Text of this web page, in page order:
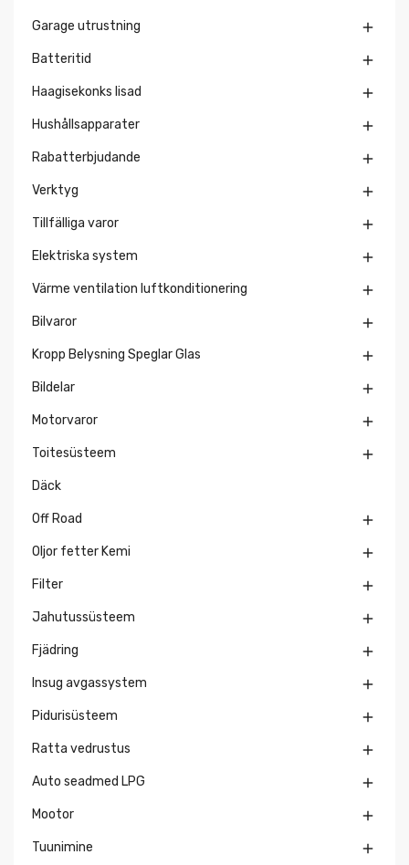
Garage utrustning 
Batteritid 
Haagisekonks lisad 
Hushållsapparater 
Rabatterbjudande 
Verktyg 
Tillfälliga varor 
Elektriska system 
Värme ventilation luftkonditionering 
Bilvaror 
Kropp Belysning Speglar Glas 
Bildelar 
Motorvaror 
Toitesüsteem 
Däck
Off Road 
Oljor fetter Kemi 
Filter 
Jahutussüsteem 
Fjädring 
Insug avgassystem 
Pidurisüsteem 
Ratta vedrustus 
Auto seadmed LPG 
Mootor 
Tuunimine 